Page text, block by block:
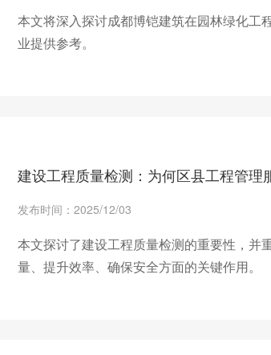
本文将深入探讨成都博铠建筑在园林绿化工
业提供参考。
建设工程质量检测：为何区县工程管理
发布时间：2025/12/03
本文探讨了建设工程质量检测的重要性，并
量、提升效率、确保安全方面的关键作用。